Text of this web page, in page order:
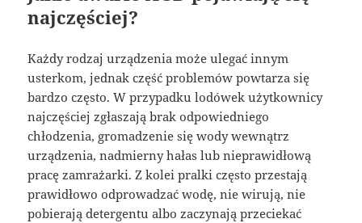
najczęściej?
Każdy rodzaj urządzenia może ulegać innym
usterkom, jednak część problemów powtarza się
bardzo często. W przypadku lodówek użytkownicy
najczęściej zgłaszają brak odpowiedniego
chłodzenia, gromadzenie się wody wewnątrz
urządzenia, nadmierny hałas lub nieprawidłową
pracę zamrażarki. Z kolei pralki często przestają
prawidłowo odprowadzać wodę, nie wirują, nie
pobierają detergentu albo zaczynają przeciekać